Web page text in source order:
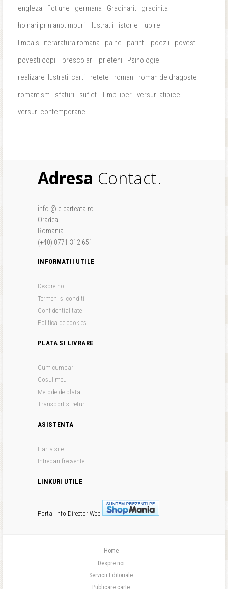
engleza
fictiune germana Gradinarit
gradinita
hoinari prin anotimpuri
ilustratii istorie
iubire
limba si literaratura romana
paine parinti poezii
povesti
povesti copii
prescolari prieteni
Psihologie
realizare ilustratii carti
retete roman
roman de dragoste
romantism
sfaturi suflet Timp liber versuri atipice
versuri contemporane
Adresa Contact.
info @ e-carteata.ro
Oradea
Romania
(+40) 0771 312 651
INFORMATII UTILE
Despre noi
Termeni si conditii
Confidentialitate
Politica de cookies
PLATA SI LIVRARE
Cum cumpar
Cosul meu
Metode de plata
Transport si retur
ASISTENTA
Harta site
Intrebari frecvente
LINKURI UTILE
Portal Info Director Web
Home
Despre noi
Servicii Editoriale
Publicare carte